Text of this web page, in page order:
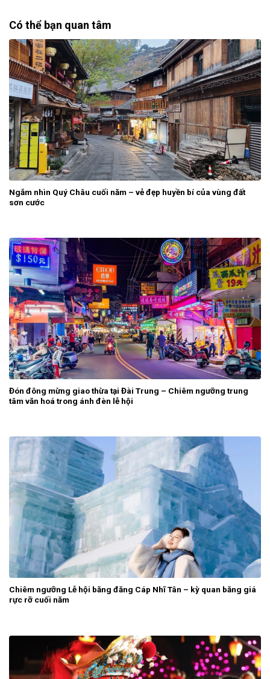
Có thể bạn quan tâm
Ngắm nhìn Quý Châu cuối năm – vẻ đẹp huyền bí của vùng đất
sơn cước
Đón đông mừng giao thừa tại Đài Trung – Chiêm ngưỡng trung
tâm văn hoá trong ánh đèn lễ hội
Chiêm ngưỡng Lễ hội băng đăng Cáp Nhĩ Tân – kỳ quan băng giá
rực rỡ cuối năm